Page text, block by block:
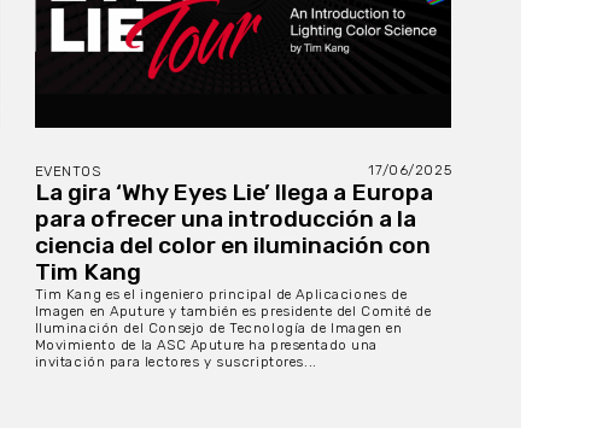
EVENTOS 17/06/2025
La gira ‘Why Eyes Lie’ llega a Europa
para ofrecer una introducción a la
ciencia del color en iluminación con
Tim Kang
Tim Kang es el ingeniero principal de Aplicaciones de
Imagen en Aputure y también es presidente del Comité de
Iluminación del Consejo de Tecnología de Imagen en
Movimiento de la ASC Aputure ha presentado una
invitación para lectores y suscriptores...